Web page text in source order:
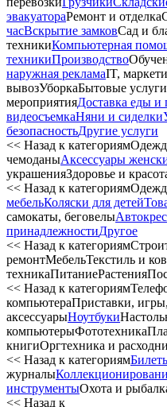
эвакуатораРемонт и отделка
часВскрытие замковСад и
техникиКомпьютерная
техникиПроизводство
наружная рекламаIT,
вывозУборкаБытовые услуги
мероприятияДоставка еды и
видеосъемкаНяни и сиделки
безопасностьДругие услуги
<< Назад к категориям
чемоданыАксессуары
украшенияЗдоровье и
<< Назад к категориям
мебельКоляски для детей
самокаты, беговелы
принадлежностиДругое
<< Назад к категориям
ремонтМебельТекстиль и
техникаПитаниеРастения
<< Назад к категориям
компьютераПриставки, игры,
аксессуарыНоутбуки
компьютерыФототехника
книгиОргтехника и
<< Назад к категориям
журналы
инструментыОхота и
<< Назад к